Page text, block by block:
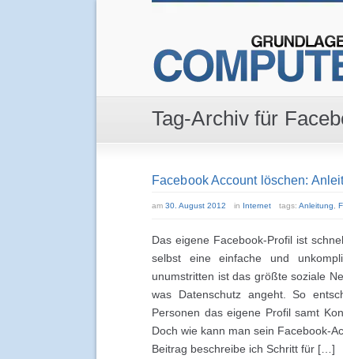
Tag-Archiv für
Facebook Account löschen:
am 30. August 2012 in Internet tags: Anleitung,
Das eigene Facebook-Profil ist
selbst eine einfache und
unumstritten ist das größte soziale
was Datenschutz angeht. So
Personen das eigene Profil samt
Doch wie kann man sein Facebook-
Beitrag beschreibe ich Schritt für […]